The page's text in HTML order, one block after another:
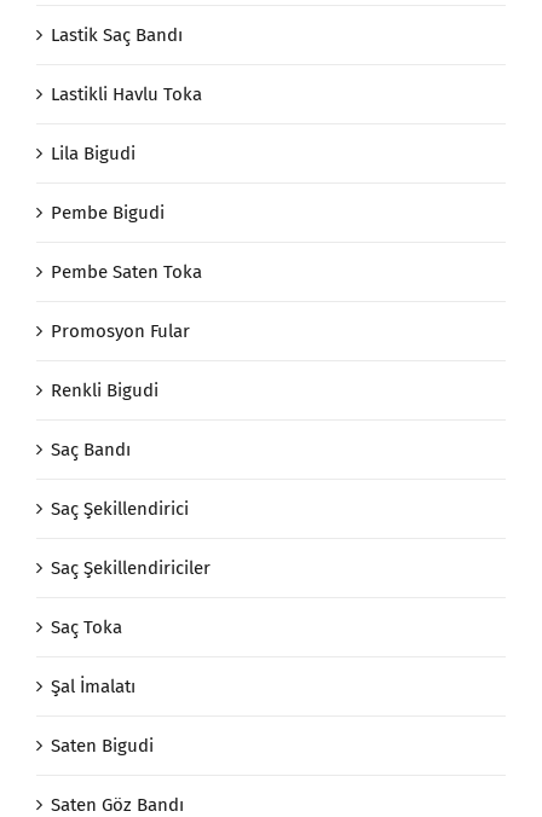
Lastik Saç Bandı
Lastikli Havlu Toka
Lila Bigudi
Pembe Bigudi
Pembe Saten Toka
Promosyon Fular
Renkli Bigudi
Saç Bandı
Saç Şekillendirici
Saç Şekillendiriciler
Saç Toka
Şal İmalatı
Saten Bigudi
Saten Göz Bandı